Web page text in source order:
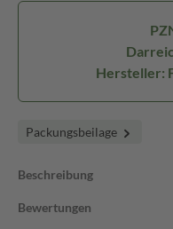
Hersteller:
Packungsbeilage
Beschreibung
Bewertungen